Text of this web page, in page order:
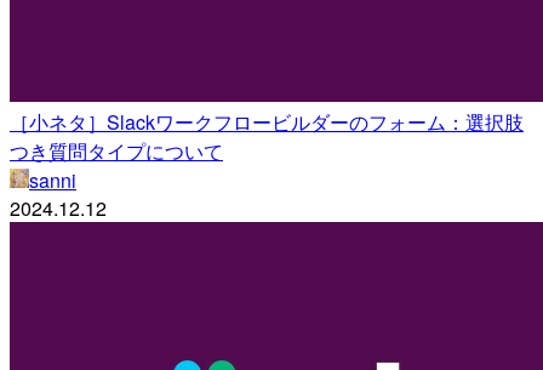
［小ネタ］Slackワークフロービルダーのフォーム：選択肢
つき質問タイプについて
sanni
2024.12.12